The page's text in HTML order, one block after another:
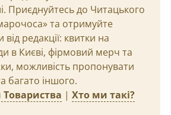
Приєднуйтесь до Читацького
та отримуйте
редакції: квитки на
в Києві, фірмовий мерч та
можливість пропонувати
багато іншого.
| Хто ми такі?